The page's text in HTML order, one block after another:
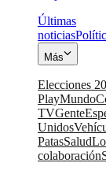
Últimas
noticias
Más
Elecciones
PlayMundo
TVGente
Unidos
PatasSalud
colaboración